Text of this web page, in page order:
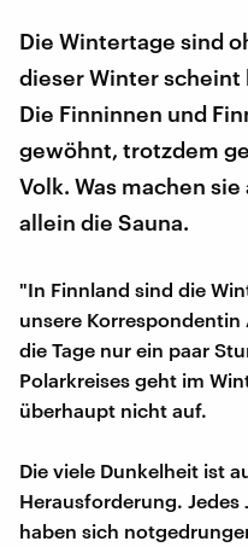
Die Wintertage sind
dieser Winter scheint
Die Finninnen und
gewöhnt, trotzdem
Volk. Was machen
allein die Sauna.
"In Finnland sind die
unsere
die Tage nur ein paar
Polarkreises geht im
überhaupt nicht auf.
Die viele Dunkelheit ist
Herausforderung. Jedes
haben sich